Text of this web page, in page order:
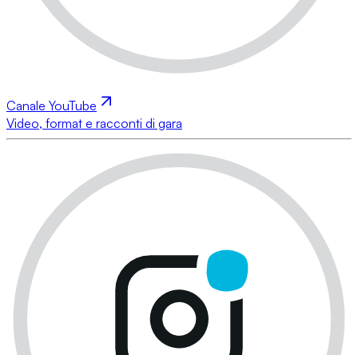
Canale YouTube
Video, format e racconti di gara